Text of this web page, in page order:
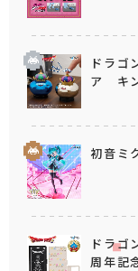
ドラ
ア キ
初音
ドラ
周年記